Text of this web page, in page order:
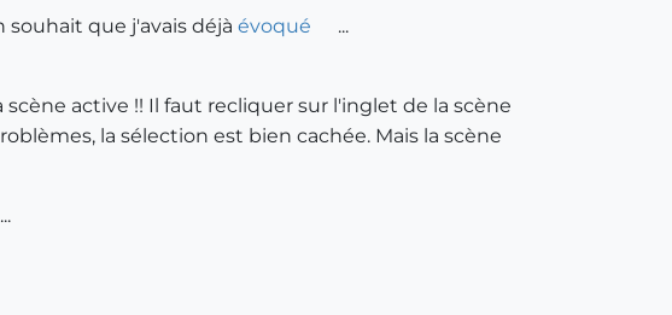
souhait que j'avais déjà évoqué
...
active !! Il faut recliquer sur l'inglet de la scène
la sélection est bien cachée. Mais la scène